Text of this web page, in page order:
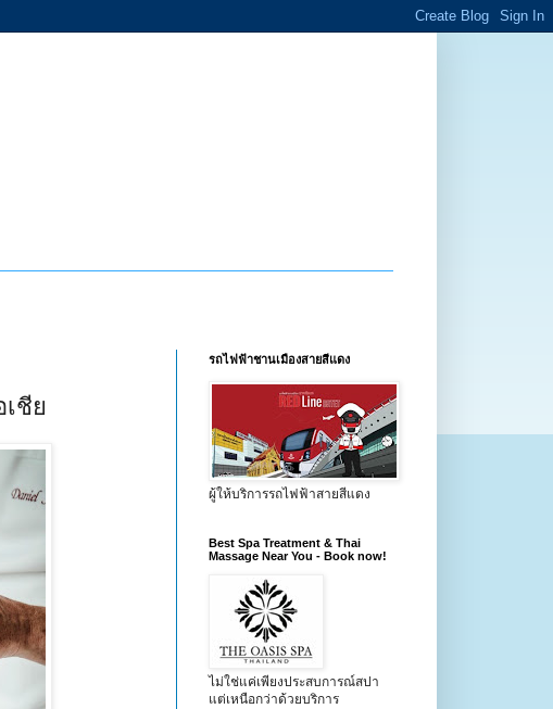
ชีย
รถไฟฟ้าชานเมืองสายสีแดง
ผู้ให้บริการรถไฟฟ้าสายสีแดง
Best Spa Treatment & Thai
Massage Near You - Book now!
ไม่ใช่แค่เพียงประสบการณ์สปา
แต่เหนือกว่าด้วยบริการ